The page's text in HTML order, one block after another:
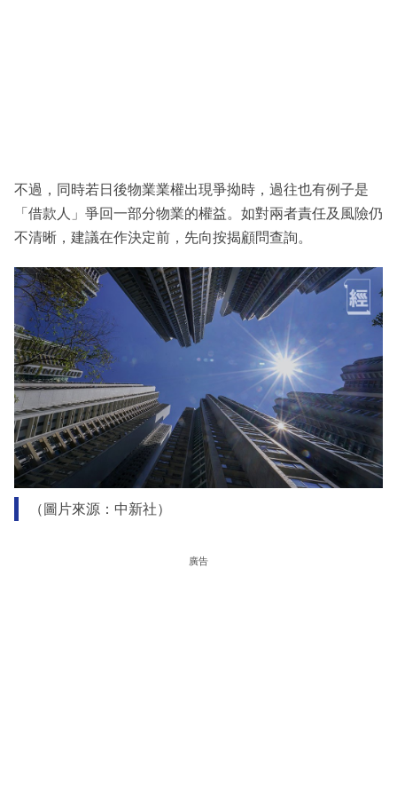
不過，同時若日後物業業權出現爭拗時，過往也有例子是
「借款人」爭回一部分物業的權益。如對兩者責任及風險仍
不清晰，建議在作決定前，先向按揭顧問查詢。
（圖片來源：中新社）
廣告